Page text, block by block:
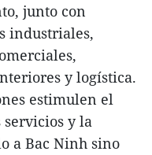
junto con
industriales,
y logística.
estimulen el
y la
a Bac Ninh sino